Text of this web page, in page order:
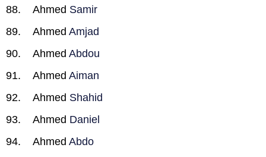
Ahmed Samir
Ahmed Amjad
Ahmed Abdou
Ahmed Aiman
Ahmed Shahid
Ahmed Daniel
Ahmed Abdo